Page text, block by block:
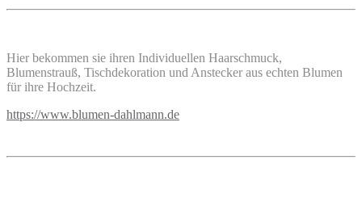
Hier bekommen sie ihren Individuellen Haarschmuck,
Blumenstrauß, Tischdekoration und Anstecker aus echten Blumen
für ihre Hochzeit.
https://www.blumen-dahlmann.de